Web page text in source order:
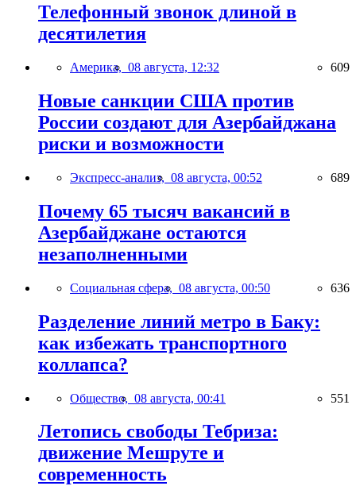
Телефонный звонок длиной в
десятилетия
Америка, 08 августа, 12:32 609
Новые санкции США против
России создают для Азербайджана
риски и возможности
Экспресс-анализ, 08 августа, 00:52 689
Почему 65 тысяч вакансий в
Азербайджане остаются
незаполненными
Социальная сфера, 08 августа, 00:50 636
Разделение линий метро в Баку:
как избежать транспортного
коллапса?
Общество, 08 августа, 00:41 551
Летопись свободы Тебриза:
движение Мешруте и
современность